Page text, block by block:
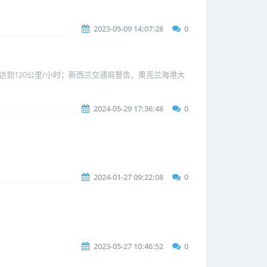
2023-05-09 14:07:28 0
到120公里/小时；新西兰交通局警告，奥克兰海港大
2024-05-29 17:36:48 0
2024-01-27 09:22:08 0
2023-05-27 10:46:52 0